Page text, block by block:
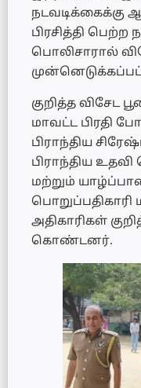
நடவடிக்கைக்கு
பிரசித்தி
பொலிசாரால்
குறித்த விசேட
மாவட்ட பிரதி
பிராந்திய
பிராந்திய
மற்றும்
அதிகாரிகள்
கொண்டனர்.